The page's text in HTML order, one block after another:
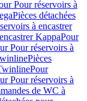
Pour réservoirs à
Pièces détachées
à encastrer
KappaPour
Pour réservoirs à
Pièces
Pour
Pour réservoirs à
de WC à